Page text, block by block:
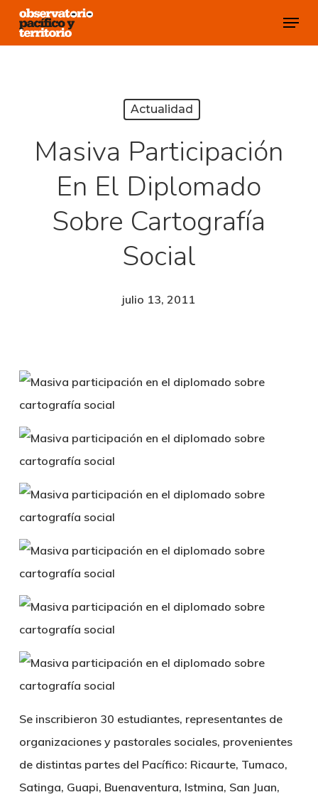
Skip
Menu
Actualidad
Masiva Participación
En El Diplomado
Sobre Cartografía
Social
julio 13, 2011
Se inscribieron 30 estudiantes, representantes de
organizaciones y pastorales sociales, provenientes
de distintas partes del Pacífico: Ricaurte, Tumaco,
Satinga, Guapi, Buenaventura, Istmina, San Juan,
Close